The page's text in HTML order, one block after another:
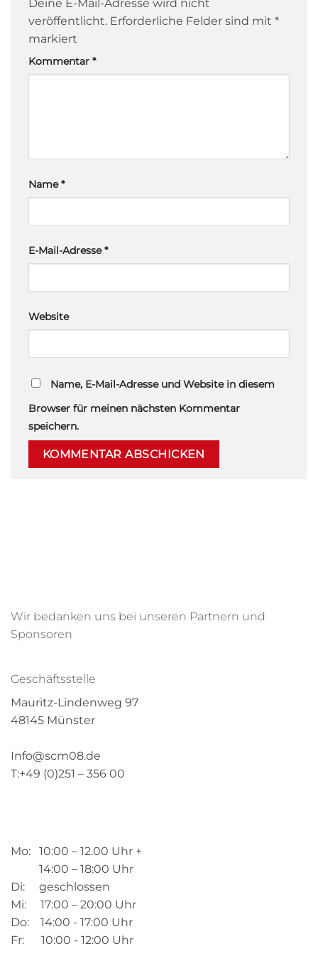
Deine E-Mail-Adresse wird nicht
veröffentlicht. Erforderliche Felder sind mit *
markiert
Kommentar *
Name*
E-Mail-Adresse*
Website
Name, E-Mail-Adresse und Website in diesem
Browser für meinen nächsten Kommentar
speichern.
Wir bedanken uns bei unseren Partnern und
Sponsoren
Geschäftsstelle
Mauritz-Lindenweg 97
48145 Münster
Info@scm08.de
T:+49 (0)251 – 356 00
Mo: 10:00 – 12.00 Uhr +
14:00 – 18:00 Uhr
Di: geschlossen
Mi: 17:00 – 20:00 Uhr
Do: 14:00 - 17:00 Uhr
Fr: 10:00 - 12:00 Uhr